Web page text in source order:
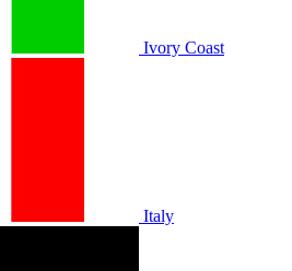
Ivory Coast
Italy